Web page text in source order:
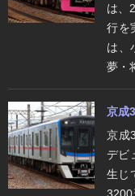
は、
行を
は、
夢・
京成
京成
デビ
生じ